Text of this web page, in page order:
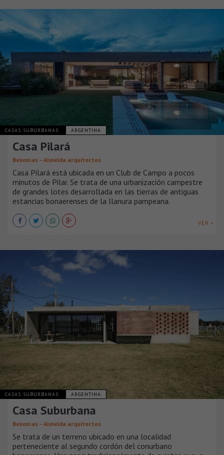
CASAS SUBURBANAS ARGENTINA
Casa Pilará
Besonías – Almeida arquitectos
Casa Pilará está ubicada en un Club de Campo a pocos
minutos de Pilar. Se trata de una urbanización campestre
de grandes lotes desarrollada en las tierras de antiguas
estancias bonaerenses de la llanura pampeana.
VER +
CASAS SUBURBANAS ARGENTINA
Casa Suburbana
Besonías – Almeida arquitectos
Se trata de un terreno ubicado en una localidad
perteneciente al segundo cordón del conurbano